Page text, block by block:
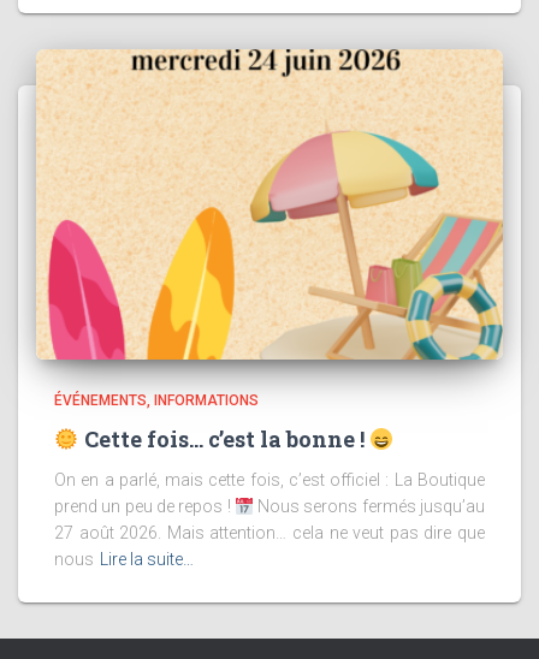
ÉVÉNEMENTS INFORMATIONS
Cette fois… c’est la bonne !
On en a parlé, mais cette fois, c’est officiel : La Boutique
prend un peu de repos !
Nous serons fermés jusqu’au
27 août 2026. Mais attention… cela ne veut pas dire que
nous
Lire la suite…